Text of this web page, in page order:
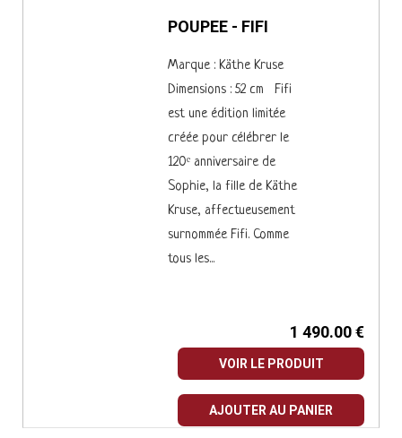
POUPEE - FIFI
Marque : Käthe Kruse
Dimensions : 52 cm Fifi
est une édition limitée
créée pour célébrer le
120ᵉ anniversaire de
Sophie, la fille de Käthe
Kruse, affectueusement
surnommée Fifi. Comme
tous les...
1 490.00 €
VOIR LE PRODUIT
AJOUTER AU PANIER